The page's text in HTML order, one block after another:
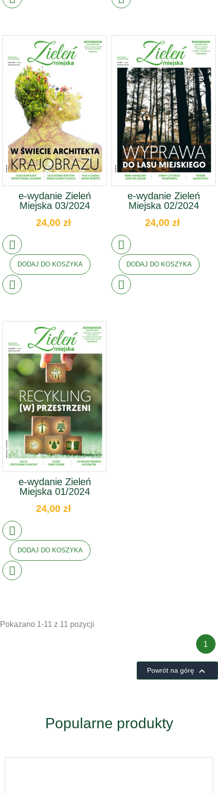
e-wydanie Zieleń
Miejska 03/2024
24,00 zł
DODAJ DO KOSZYKA
e-wydanie Zieleń
Miejska 02/2024
24,00 zł
DODAJ DO KOSZYKA
e-wydanie Zieleń
Miejska 01/2024
24,00 zł
DODAJ DO KOSZYKA
Pokazano 1-11 z 11 pozycji
1
Powrót na górę 
Popularne produkty